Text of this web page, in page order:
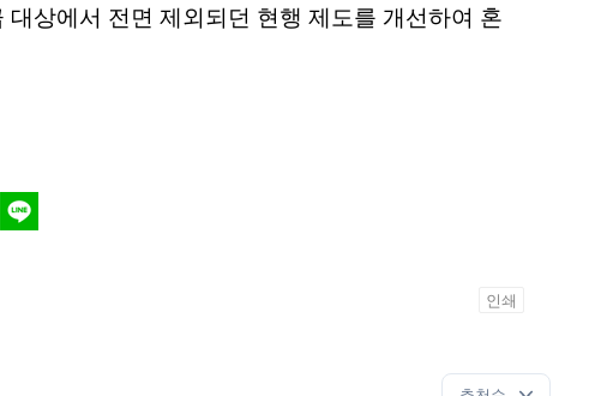
상에서 전면 제외되던 현행 제도를 개선하여 혼
인쇄